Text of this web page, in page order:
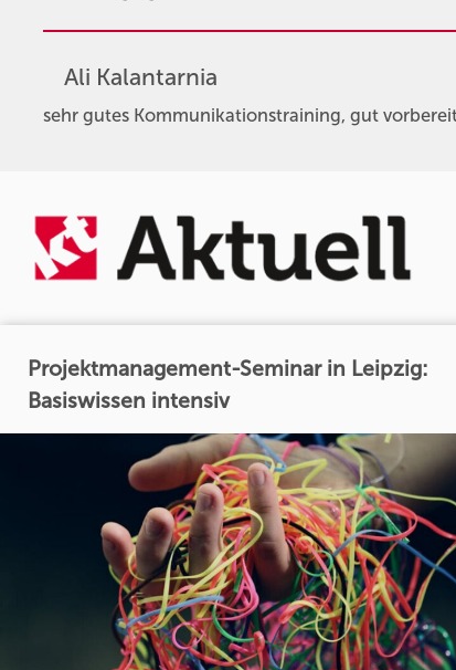
Ali Kalantarnia
sehr gutes Kommunikationstraining, gut
Projektmanagement-Seminar in Leipzig:
Basiswissen intensiv